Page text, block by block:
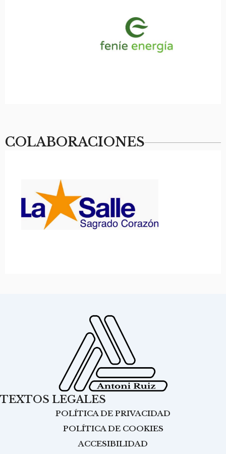
COLABORACIONES
TEXTOS LEGALES
POLÍTICA DE PRIVACIDAD
POLÍTICA DE COOKIES
ACCESIBILIDAD